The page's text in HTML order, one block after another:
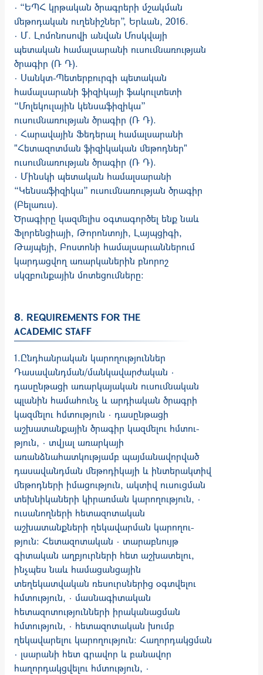
· “ԵՊՀ կրթական ծրագրերի մշակման
մեթոդական ուղենիշներ”, Երևան, 2016.
· Մ. Լոմոնոսովի անվան Մոսկվայի
պետական համալսարանի ուսումնառության
ծրագիր (Ռ Դ).
· Սանկտ-Պետերբուրգի պետական
համալսարանի ֆիզիկայի ֆակուլտետի
“Մոլեկուլային կենսաֆիզիկա”
ուսումնառության ծրագիր (Ռ Դ).
· Հարավային Ֆեդերալ համալսարանի
"Հետազոտման ֆիզիկական մեթոդներ"
ուսումնառության ծրագիր (Ռ Դ).
· Մինսկի պետական համալսարանի
“Կենսաֆիզիկա” ուսումնառության ծրագիր
(Բելառւս).
Ծրագիրը կազմելիս օգտագործել ենք նաև
Ֆլորենցիայի, Թորոնտոյի, Լայպցիգի,
Թայպեյի, Բոստոնի համալսարւաններում
կարդացվող առարկաներին բնորոշ
սկզբունքային մոտեցումները:
8. REQUIREMENTS FOR THE
ACADEMIC STAFF
1.Ընդհանրական կարողություններ
Դասավանդման/մանկավարժական ·
դասընթացի առարկայական ուսումնական
պլանին համահունչ և արդիական ծրագրի
կազմելու հմտություն · դասընթացի
աշխատանքային ծրագիր կազմելու հմտու­
թյուն, · տվյալ առարկայի
առանձնահատկությամբ պայմանավորված
դասավանդման մեթոդիկայի և ինտերակտիվ
մեթոդների իմացություն, ակտիվ ուսուցման
տեխնիկաների կիրառման կարողություն, ·
ուսանողների հետազոտական
աշխատանքների ղեկավարման կարողու­
թյուն: Հետազոտական · տարաբնույթ
գիտական աղբյուրների հետ աշխատելու,
ինչպես նաև համացանցային
տեղեկատվական ռեսուրսներից օգտվելու
հմտություն, · մասնագիտական
հետազոտությունների իրականացման
հմտություն, · հետազոտական խումբ
ղեկավարելու կարողություն: Հաղորդակցման
· լսարանի հետ գրավոր և բանավոր
հաղորդակցվելու հմտություն, ·